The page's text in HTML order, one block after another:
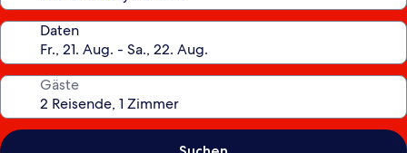
Daten
Gäste